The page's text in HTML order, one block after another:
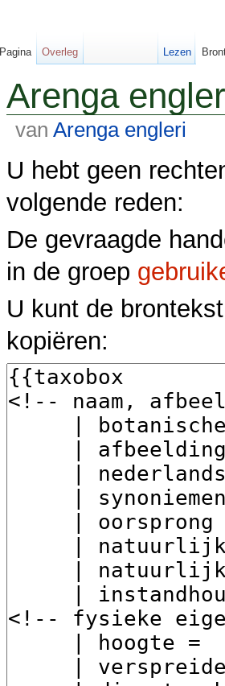
Arenga
van Arenga engleri
U hebt geen
volgende reden:
De gevraagde
in de groep
U kunt de
kopiëren:
Pagina Overleg Lezen